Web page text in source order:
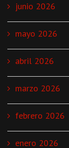
junio 2026
mayo 2026
abril 2026
marzo 2026
febrero 2026
enero 2026